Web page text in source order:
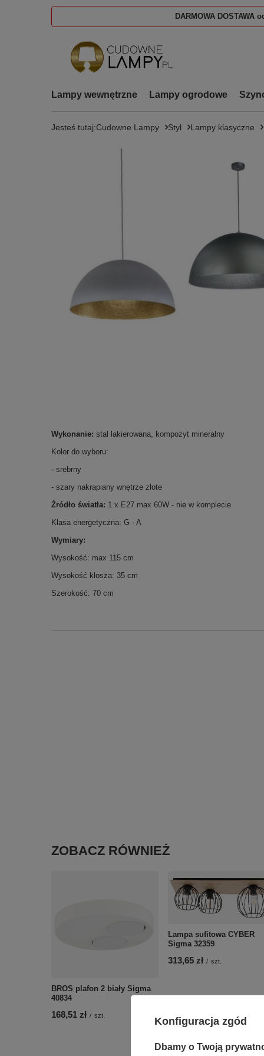
DARMOWA DOSTAWA
Lampy wewnętrzne Lampy ogrodowe
Jesteś tutaj:Cudowne Lampy Styl Lampy klasyczne
Wykonanie: stal lakierowana, kompozyt mineralny
Kolor do wyboru:
- srebrny
- szary nakrapiany wnętrze złote
Źródło światła: 1 x E27 max 60W - nie w komplecie
Klasa energetyczna: G - A
Wymiary:
Wysokość: max 115 cm
Wysokość klosza: 35 cm
Szerokość: 70 cm
ZOBACZ RÓWNIEŻ
BROS plafon 2 biały Sigma
40834
168,51 zł / szt.
Lampa sufitowa CYBER
Sigma 32359
313,65 zł / szt.
Konfiguracja zgód
Dbamy o Twoją